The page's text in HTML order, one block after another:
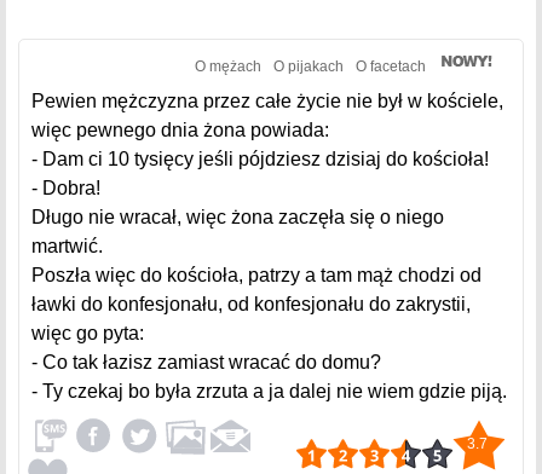
O mężach O pijakach O facetach
Pewien mężczyzna przez całe życie nie był w kościele,
więc pewnego dnia żona powiada:
- Dam ci 10 tysięcy jeśli pójdziesz dzisiaj do kościoła!
- Dobra!
Długo nie wracał, więc żona zaczęła się o niego
martwić.
Poszła więc do kościoła, patrzy a tam mąż chodzi od
ławki do konfesjonału, od konfesjonału do zakrystii,
więc go pyta:
- Co tak łazisz zamiast wracać do domu?
- Ty czekaj bo była zrzuta a ja dalej nie wiem gdzie piją.
3.7